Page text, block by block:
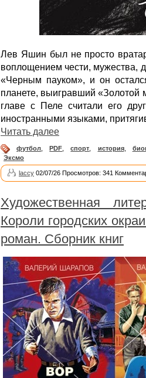
Лев Яшин был не просто
воплощением чести, мужества,
«Черным пауком», и он
планете, выигравший «Золотой
главе с Пеле считали его
иностранными языками,
Читать далее
футбол PDF спорт история,
Эксмо
laccy 02/07/26 Просмотров: 341
Художественная
Короли городских
роман. Сборник книг